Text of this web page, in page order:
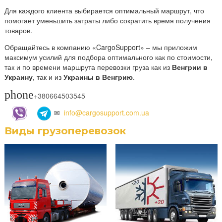
Для каждого клиента выбирается оптимальный маршрут, что
помогает уменьшить затраты либо сократить время получения
товаров.
Обращайтесь в компанию «CargoSupport» – мы приложим
максимум усилий для подбора оптимального как по стоимости,
так и по времени маршрута перевозки груза как из Венгрии в
Украину, так и изУкраины в Венгрию.
phone+380664503545
✉ info@cargosupport.com.ua
Виды грузоперевозок